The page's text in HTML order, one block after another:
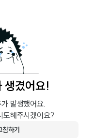
생겼어요!
발생했어요.
도해주시겠어요?
침하기